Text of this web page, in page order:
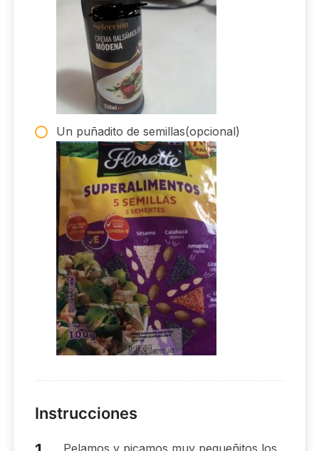
Un puñadito de semillas(opcional)
Instrucciones
Pelamos y picamos muy pequeñitos los